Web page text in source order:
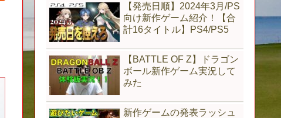
【発売日順】2024年3月/PS
向け新作ゲーム紹介！【合
計16タイトル】PS4/PS5
【BATTLE OF Z】ドラゴン
ボール新作ゲーム実況して
みた
新作ゲームの発表ラッシュ